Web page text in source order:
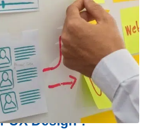
UX Design ?